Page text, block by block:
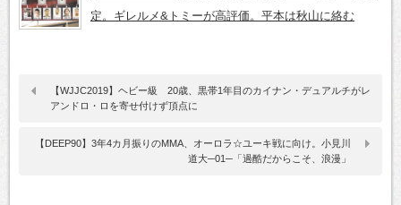
定。ギレルメ&トミーが高評価。平本は秋山に絡む
【WJJC2019】ヘビー級 20歳、黒帯1年目のカイナン・デュアルチがレ
アンドロ・ロを寄せ付けず頂点に
【DEEP90】3年4カ月振りのMMA、オーロラ☆ユーキ戦に向け。小見川
道大─01─「過酷だからこそ、浪漫」